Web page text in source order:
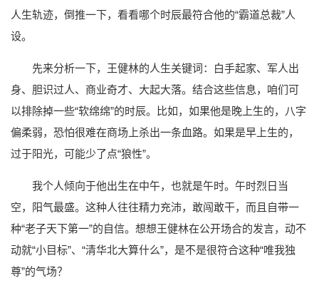
人生轨迹，倒推一下，看看哪个时辰最符合他的“霸道总裁”人
设。
先来分析一下，王健林的人生关键词：白手起家、军人出
身、胆识过人、商业奇才、大起大落。结合这些信息，咱们可
以排除掉一些“软绵绵”的时辰。比如，如果他是晚上生的，八字
偏柔弱，恐怕很难在商场上杀出一条血路。如果是早上生的，
过于阳光，可能少了点“狼性”。
我个人倾向于他出生在中午，也就是午时。午时烈日当
空，阳气最盛。这种人往往精力充沛，敢闯敢干，而且自带一
种“老子天下第一”的自信。想想王健林在公开场合的发言，动不
动就“小目标”、“清华北大算什么”，是不是很符合这种“唯我独
尊”的气场？